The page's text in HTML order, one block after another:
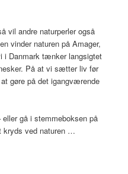
vil andre naturperler også
vinder naturen på Amager,
i Danmark tænker langsigtet
På at vi sætter liv før
gøre på det igangværende
gå i stemmeboksen på
kryds ved naturen …